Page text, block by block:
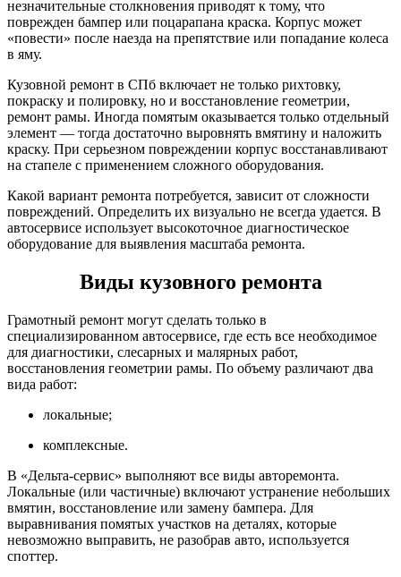
незначительные столкновения приводят к тому, что
поврежден бампер или поцарапана краска. Корпус может
«повести» после наезда на препятствие или попадание колеса
в яму.
Кузовной ремонт в СПб включает не только рихтовку,
покраску и полировку, но и восстановление геометрии,
ремонт рамы. Иногда помятым оказывается только отдельный
элемент — тогда достаточно выровнять вмятину и наложить
краску. При серьезном повреждении корпус восстанавливают
на стапеле с применением сложного оборудования.
Какой вариант ремонта потребуется, зависит от сложности
повреждений. Определить их визуально не всегда удается. В
автосервисе использует высокоточное диагностическое
оборудование для выявления масштаба ремонта.
Виды кузовного ремонта
Грамотный ремонт могут сделать только в
специализированном автосервисе, где есть все необходимое
для диагностики, слесарных и малярных работ,
восстановления геометрии рамы. По объему различают два
вида работ:
локальные;
комплексные.
В «Дельта-сервис» выполняют все виды авторемонта.
Локальные (или частичные) включают устранение небольших
вмятин, восстановление или замену бампера. Для
выравнивания помятых участков на деталях, которые
невозможно выправить, не разобрав авто, используется
споттер.